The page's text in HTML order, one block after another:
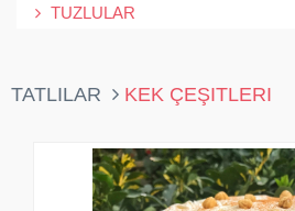
TUZLULAR
TATLILAR KEK ÇEŞITLERI